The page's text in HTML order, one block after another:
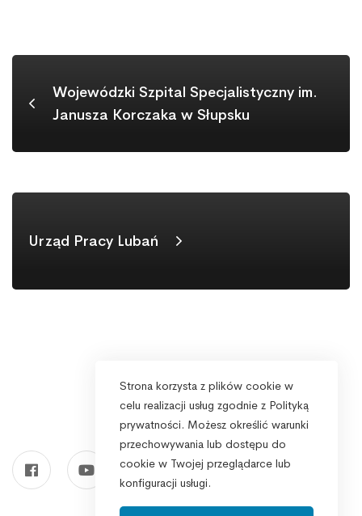
Wojewódzki Szpital Specjalistyczny im.
Janusza Korczaka w Słupsku
Urząd Pracy Lubań
Strona korzysta z plików cookie w
celu realizacji usług zgodnie z Polityką
prywatności. Możesz określić warunki
przechowywania lub dostępu do
cookie w Twojej przeglądarce lub
konfiguracji usługi.